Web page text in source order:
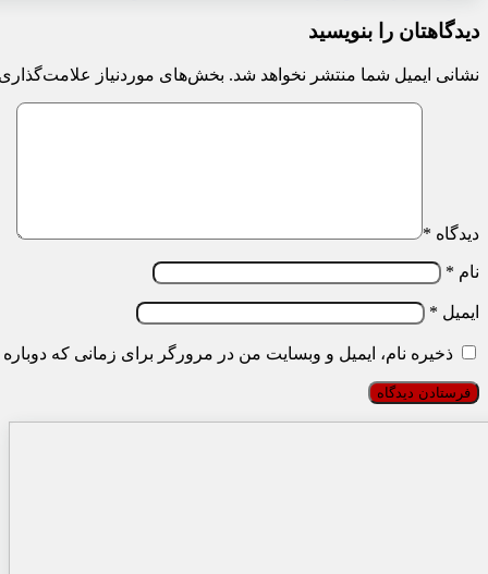
دیدگاهتان را بنویسید
نشانی ایمیل شما منتشر نخواهد شد. بخش‌های موردنیاز
دیدگاه *
نام *
ایمیل *
ذخیره نام، ایمیل و وبسایت من در مرورگر برای زمانی که